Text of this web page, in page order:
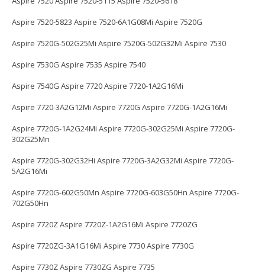
Aspire 7520-5823 Aspire 7520-6A1G08Mi Aspire 7520G
Aspire 7520G-502G25Mi Aspire 7520G-502G32Mi Aspire 7530
Aspire 7530G Aspire 7535 Aspire 7540
Aspire 7540G Aspire 7720 Aspire 7720-1A2G16Mi
Aspire 7720-3A2G12Mi Aspire 7720G Aspire 7720G-1A2G16Mi
Aspire 7720G-1A2G24Mi Aspire 7720G-302G25Mi Aspire 7720G-
302G25Mn
Aspire 7720G-302G32Hi Aspire 7720G-3A2G32Mi Aspire 7720G-
5A2G16Mi
Aspire 7720G-602G50Mn Aspire 7720G-603G50Hn Aspire 7720G-
702G50Hn
Aspire 7720Z Aspire 7720Z-1A2G16Mi Aspire 7720ZG
Aspire 7720ZG-3A1G16Mi Aspire 7730 Aspire 7730G
Aspire 7730Z Aspire 7730ZG Aspire 7735